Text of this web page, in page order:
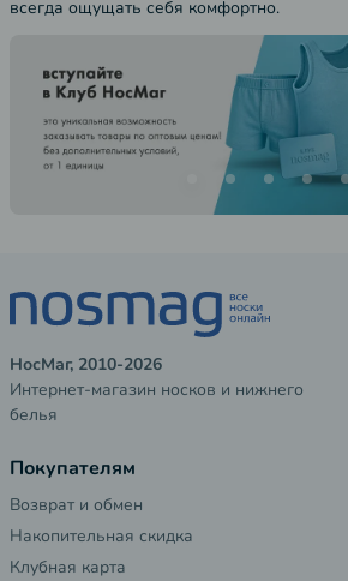
всегда ощущать себя комфортно.
НосМаг, 2010-2026
Интернет-магазин носков и нижнего
белья
Покупателям
Возврат и обмен
Накопительная скидка
Клубная карта